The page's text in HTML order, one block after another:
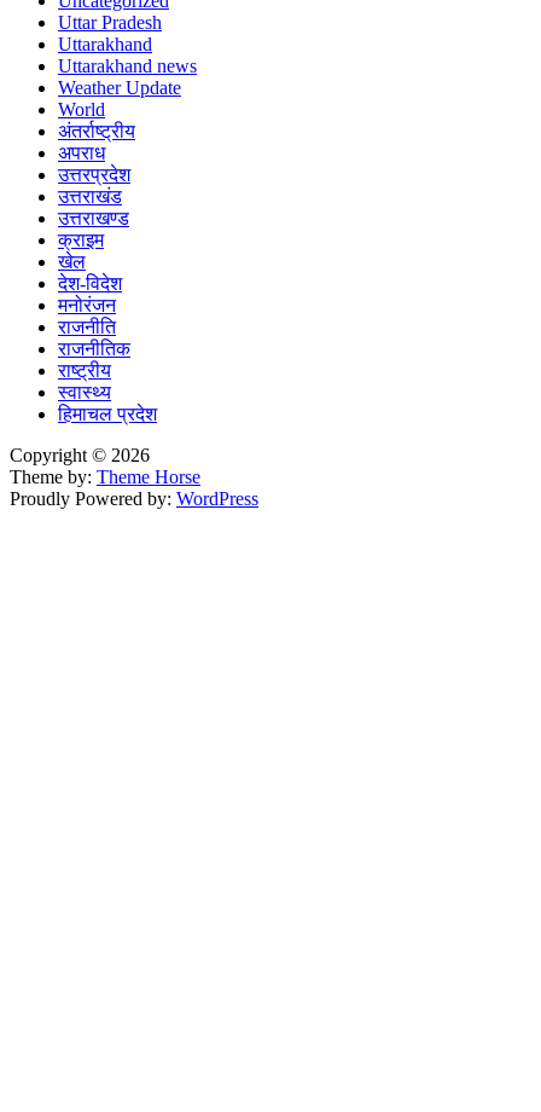
Uttar Pradesh
Uttarakhand
Uttarakhand news
Weather Update
World
अंतर्राष्ट्रीय
अपराध
उत्तरप्रदेश
उत्तराखंड
उत्तराखण्ड
क्राइम
खेल
देश-विदेश
मनोरंजन
राजनीति
राजनीतिक
राष्ट्रीय
स्वास्थ्य
हिमाचल प्रदेश
Copyright © 2026
Theme by: Theme Horse
Proudly Powered by: WordPress